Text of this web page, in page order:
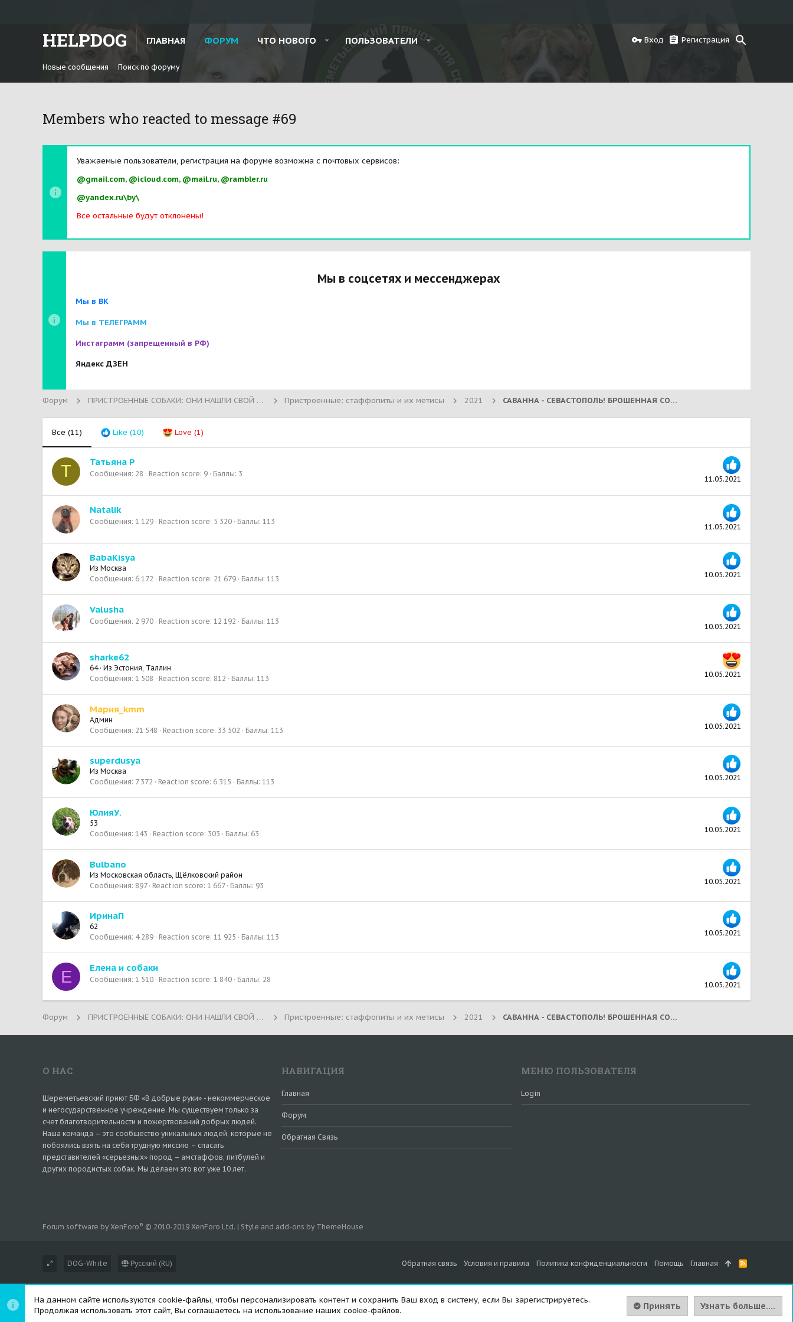
HELPDOG ГЛАВНАЯ ФОРУМ ЧТО НОВОГО ПОЛЬЗОВАТЕЛИ Вход Регистрация
Новые сообщения Поиск по форуму
Members who reacted to message #69
Уважаемые пользователи, регистрация на форуме возможна с почтовых сервисов:
@gmail.com, @icloud.com, @mail.ru, @rambler.ru
@yandex.ru\by\
Все остальные будут отклонены!
Мы в соцсетях и мессенджерах
Мы в ВК
Мы в ТЕЛЕГРАММ
Инстаграмм (запрещенный в РФ)
Яндекс ДЗЕН
Форум ПРИСТРОЕННЫЕ СОБАКИ: ОНИ НАШЛИ СВОЙ ДОМ! Пристроенные: стаффопиты и их метисы 2021 САВАННА - СЕВАСТОПОЛЬ! БРОШЕННАЯ СОБАКА, С ВЕНСАРКОМОЙ! (ДОЖИВАНИЕ)
Все (11) Like (10) Love (1)
Т 11.05.2021
Татьяна Р
Сообщения 28 Reaction score 9 Баллы 3
11.05.2021
Natalik
Сообщения 1 129 Reaction score 5 320 Баллы 113
10.05.2021
BabaKisya
Из Москва
Сообщения 6 172 Reaction score 21 679 Баллы 113
10.05.2021
Valusha
Сообщения 2 970 Reaction score 12 192 Баллы 113
10.05.2021
sharke62
64 · Из Эстония, Таллин
Сообщения 1 508 Reaction score 812 Баллы 113
10.05.2021
Мария_kmm
Админ
Сообщения 21 548 Reaction score 33 502 Баллы 113
10.05.2021
superdusya
Из Москва
Сообщения 7 372 Reaction score 6 315 Баллы 113
10.05.2021
ЮлияУ.
53
Сообщения 143 Reaction score 303 Баллы 63
10.05.2021
Bulbano
Из Московская область, Щёлковский район
Сообщения 897 Reaction score 1 667 Баллы 93
10.05.2021
ИринаП
62
Сообщения 4 289 Reaction score 11 925 Баллы 113
Е 10.05.2021
Елена и собаки
Сообщения 1 510 Reaction score 1 840 Баллы 28
Форум ПРИСТРОЕННЫЕ СОБАКИ: ОНИ НАШЛИ СВОЙ ДОМ! Пристроенные: стаффопиты и их метисы 2021 САВАННА - СЕВАСТОПОЛЬ! БРОШЕННАЯ СОБАКА, С ВЕНСАРКОМОЙ! (ДОЖИВАНИЕ)
О НАС
Шереметьевский приют БФ «В добрые руки» - некоммерческое
и негосударственное учреждение. Мы существуем только за
счет благотворительности и пожертвований добрых людей.
Наша команда – это сообщество уникальных людей, которые не
побоялись взять на себя трудную миссию – спасать
представителей «серьезных» пород – амстаффов, питбулей и
других породистых собак. Мы делаем это вот уже 10 лет.
НАВИГАЦИЯ
Главная
Форум
Обратная Связь
МЕНЮ ПОЛЬЗОВАТЕЛЯ
Login
DOG-White Русский (RU) Обратная связь Условия и правила Политика конфиденциальности Помощь Главная
R
Forum software by XenForo® © 2010-2019 XenForo Ltd. | Style and add-ons by ThemeHouse
На данном сайте используются cookie-файлы, чтобы персонализировать контент и сохранить Ваш вход в систему, если Вы зарегистрируетесь.
Продолжая использовать этот сайт, Вы соглашаетесь на использование наших cookie-файлов.
Принять Узнать больше....